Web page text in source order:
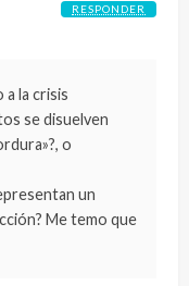
la crisis
se disuelven
o
un
Me temo que
RESPONDER